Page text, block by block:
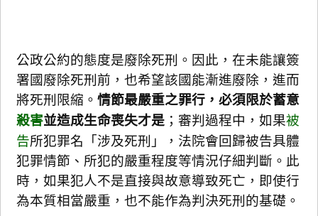
公政公約的態度是廢除死刑。因此，在未能讓簽
署國廢除死刑前，也希望該國能漸進廢除，進而
將死刑限縮。情節最嚴重之罪行，必須限於蓄意
殺害並造成生命喪失才是 ；審判過程中，如果被
告所犯罪名「涉及死刑」，法院會回歸被告具體
犯罪情節、所犯的嚴重程度等情況仔細判斷。此
時，如果犯人不是直接與故意導致死亡，即使行
為本質相當嚴重，也不能作為判決死刑的基礎。